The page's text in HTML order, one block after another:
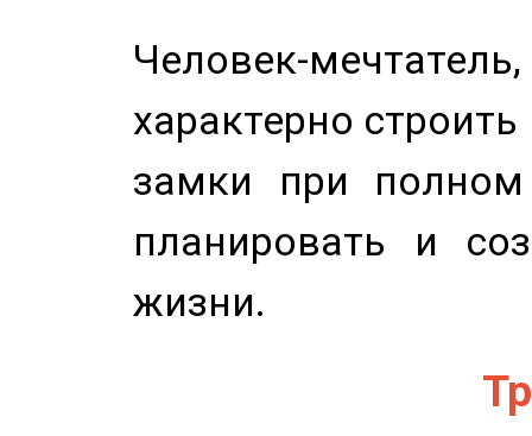
Человек-
характерно
замки при полном
планировать и
жизни.